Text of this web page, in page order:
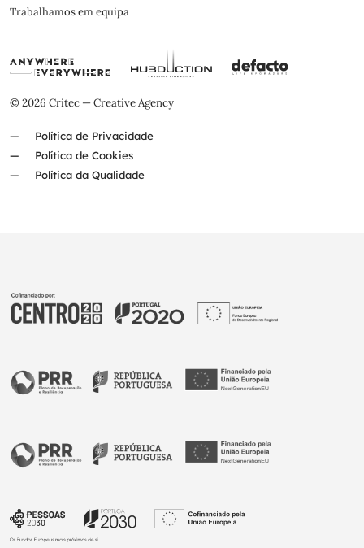
Trabalhamos em equipa
© 2026 Critec — Creative Agency
Política de Privacidade
Política de Cookies
Política da Qualidade